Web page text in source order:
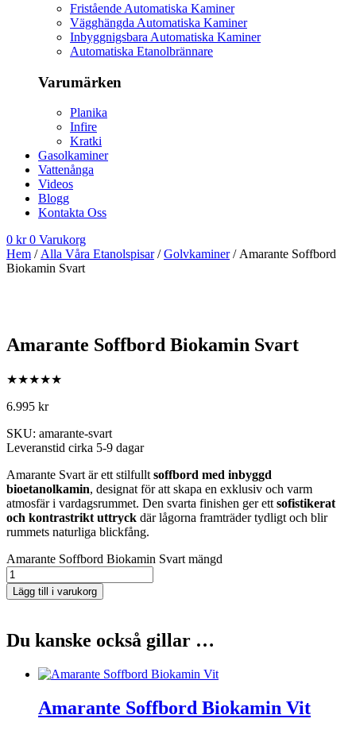
Fristående Automatiska Kaminer
Vägghängda Automatiska Kaminer
Inbyggnigsbara Automatiska Kaminer
Automatiska Etanolbrännare
Varumärken
Planika
Infire
Kratki
Gasolkaminer
Vattenånga
Videos
Blogg
Kontakta Oss
0 kr 0 Varukorg
Hem / Alla Våra Etanolspisar/Golvkaminer/ Amarante Soffbord
Biokamin Svart
Amarante Soffbord Biokamin Svart
★★★★★
6.995 kr
SKU: amarante-svart
Leveranstid cirka 5-9 dagar
Amarante Svart är ett stilfullt soffbord med inbyggd
bioetanolkamin, designat för att skapa en exklusiv och varm
atmosfär i vardagsrummet. Den svarta finishen ger ett sofistikerat
och kontrastrikt uttryck där lågorna framträder tydligt och blir
rummets naturliga blickfång.
Amarante Soffbord Biokamin Svart mängd
Lägg till i varukorg
Du kanske också gillar …
Amarante Soffbord Biokamin Vit